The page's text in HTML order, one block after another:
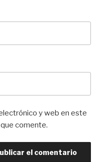
y web en este
comente.